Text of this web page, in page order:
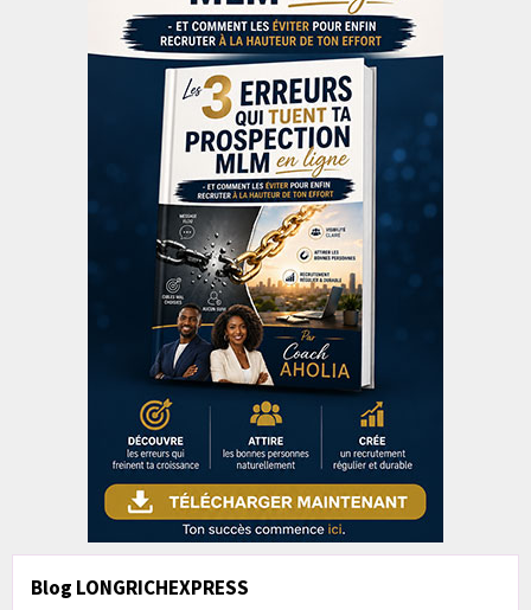
Blog LONGRICHEXPRESS